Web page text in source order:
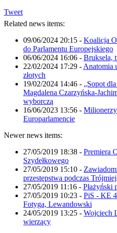
Tweet
Related news items:
09/06/2024 20:15 - Koalicja
do Parlamentu Europejskiego
06/06/2024 16:06 - Bruksela,
22/02/2024 17:29 - Anatomia
złotych
19/02/2024 14:46 - „Sopot
Magdalena Czarzyńska-
wyborczą
16/06/2023 13:56 -
Europarlamencie
Newer news items:
27/05/2019 18:38 - Premiera
Szydełkowego
27/05/2019 15:10 -
przestępstwa podczas
27/05/2019 11:16 - Płażyński
27/05/2019 10:23 - PiS - KE
Fotyga, Lewandowski
24/05/2019 13:25 - Wojciech
wierzący